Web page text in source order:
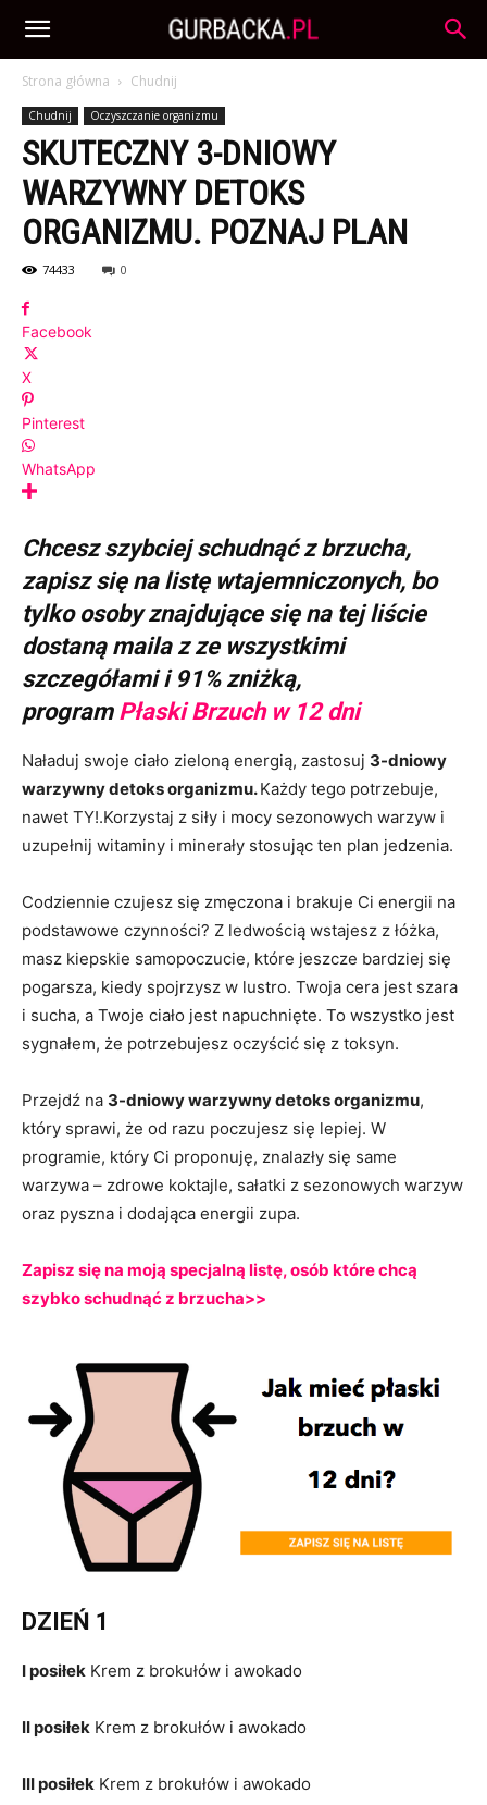
Strona główna Chudnij
Chudnij Oczyszczanie organizmu
SKUTECZNY 3-DNIOWY
WARZYWNY DETOKS
ORGANIZMU. POZNAJ PLAN
74433 0
Facebook
X
Pinterest
WhatsApp
Chcesz szybciej schudnąć z brzucha,
zapisz się na listę wtajemniczonych, bo
tylko osoby znajdujące się na tej liście
dostaną maila z ze wszystkimi
szczegółami i 91% zniżką,
program Płaski Brzuch w 12 dni
Naładuj swoje ciało zieloną energią, zastosuj 3-dniowy
warzywny detoks organizmu.Każdy tego potrzebuje,
nawet TY!.Korzystaj z siły i mocy sezonowych warzyw i
uzupełnij witaminy i minerały stosując ten plan jedzenia.
Codziennie czujesz się zmęczona i brakuje Ci energii na
podstawowe czynności? Z ledwością wstajesz z łóżka,
masz kiepskie samopoczucie, które jeszcze bardziej się
pogarsza, kiedy spojrzysz w lustro. Twoja cera jest szara
i sucha, a Twoje ciało jest napuchnięte. To wszystko jest
sygnałem, że potrzebujesz oczyścić się z toksyn.
Przejdź na 3-dniowy warzywny detoks organizmu,
który sprawi, że od razu poczujesz się lepiej. W
programie, który Ci proponuję, znalazły się same
warzywa – zdrowe koktajle, sałatki z sezonowych warzyw
oraz pyszna i dodająca energii zupa.
Zapisz się na moją specjalną listę, osób które chcą
szybko schudnąć z brzucha>>
DZIEŃ 1
I posiłek Krem z brokułów i awokado
II posiłek Krem z brokułów i awokado
III posiłek Krem z brokułów i awokado